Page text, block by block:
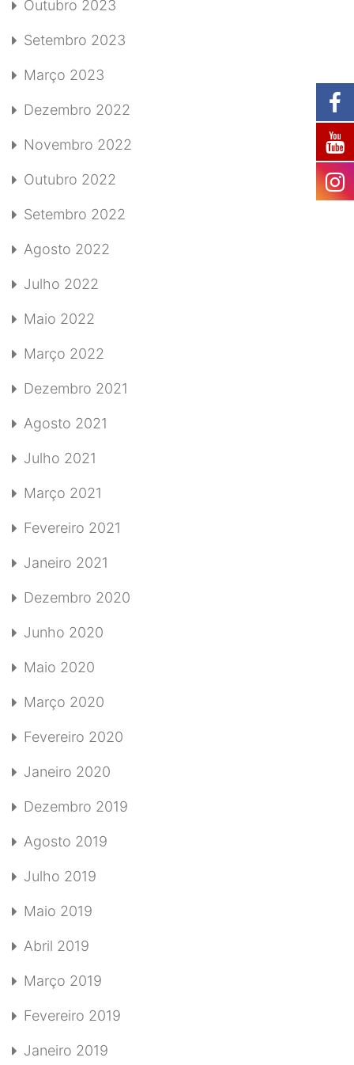
Outubro 2023
Setembro 2023
Março 2023
Dezembro 2022
Novembro 2022
Outubro 2022
Setembro 2022
Agosto 2022
Julho 2022
Maio 2022
Março 2022
Dezembro 2021
Agosto 2021
Julho 2021
Março 2021
Fevereiro 2021
Janeiro 2021
Dezembro 2020
Junho 2020
Maio 2020
Março 2020
Fevereiro 2020
Janeiro 2020
Dezembro 2019
Agosto 2019
Julho 2019
Maio 2019
Abril 2019
Março 2019
Fevereiro 2019
Janeiro 2019